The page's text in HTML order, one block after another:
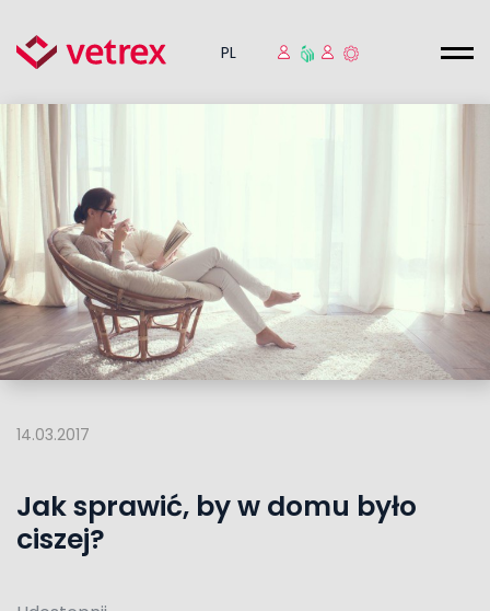
PL
14.03.2017
Jak sprawić, by w domu było
ciszej?